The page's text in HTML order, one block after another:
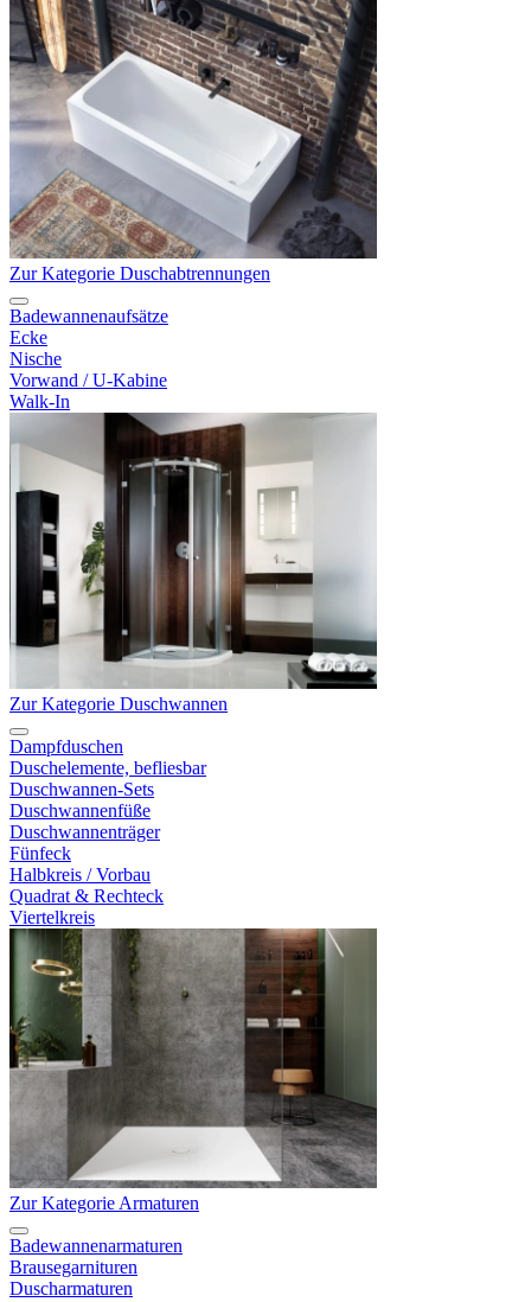
Zur Kategorie Duschabtrennungen
Badewannenaufsätze
Ecke
Nische
Vorwand / U-Kabine
Walk-In
Zur Kategorie Duschwannen
Dampfduschen
Duschelemente, befliesbar
Duschwannen-Sets
Duschwannenfüße
Duschwannenträger
Fünfeck
Halbkreis / Vorbau
Quadrat & Rechteck
Viertelkreis
Zur Kategorie Armaturen
Badewannenarmaturen
Brausegarnituren
Duscharmaturen